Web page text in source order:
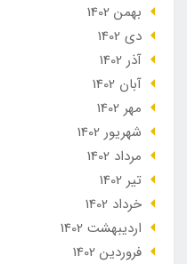
بهمن 1402
دی 1402
آذر 1402
آبان 1402
مهر 1402
شهریور 1402
مرداد 1402
تير 1402
خرداد 1402
ارديبهشت 1402
فروردین 1402